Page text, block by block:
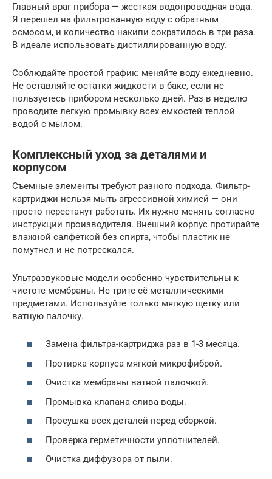
Главный враг прибора — жесткая водопроводная вода.
Я перешел на фильтрованную воду с обратным
осмосом, и количество накипи сократилось в три раза.
В идеале использовать дистиллированную воду.
Соблюдайте простой график: меняйте воду ежедневно.
Не оставляйте остатки жидкости в баке, если не
пользуетесь прибором несколько дней. Раз в неделю
проводите легкую промывку всех емкостей теплой
водой с мылом.
Комплексный уход за деталями и
корпусом
Съемные элементы требуют разного подхода. Фильтр-
картриджи нельзя мыть агрессивной химией — они
просто перестанут работать. Их нужно менять согласно
инструкции производителя. Внешний корпус протирайте
влажной салфеткой без спирта, чтобы пластик не
помутнел и не потрескался.
Ультразвуковые модели особенно чувствительны к
чистоте мембраны. Не трите её металлическими
предметами. Используйте только мягкую щетку или
ватную палочку.
Замена фильтра-картриджа раз в 1-3 месяца.
Протирка корпуса мягкой микрофиброй.
Очистка мембраны ватной палочкой.
Промывка клапана слива воды.
Просушка всех деталей перед сборкой.
Проверка герметичности уплотнителей.
Очистка диффузора от пыли.